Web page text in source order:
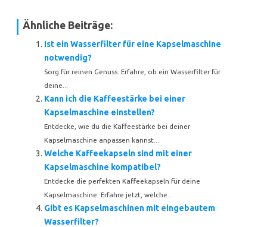
Ähnliche Beiträge:
Ist ein Wasserfilter für eine Kapselmaschine
notwendig?
Sorg für reinen Genuss: Erfahre, ob ein Wasserfilter für
deine...
Kann ich die Kaffeestärke bei einer
Kapselmaschine einstellen?
Entdecke, wie du die Kaffeestärke bei deiner
Kapselmaschine anpassen kannst...
Welche Kaffeekapseln sind mit einer
Kapselmaschine kompatibel?
Entdecke die perfekten Kaffeekapseln für deine
Kapselmaschine. Erfahre jetzt, welche...
Gibt es Kapselmaschinen mit eingebautem
Wasserfilter?